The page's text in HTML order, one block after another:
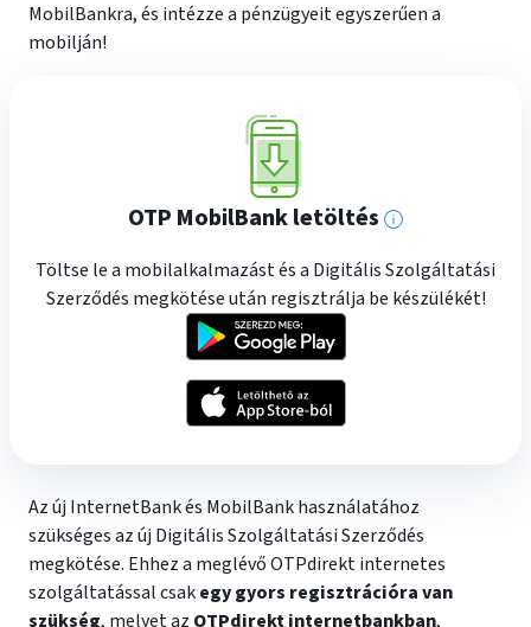
MobilBankra, és intézze a pénzügyeit egyszerűen a
mobilján!
OTP MobilBank letöltés
További
információk
Töltse le a mobilalkalmazást és a Digitális Szolgáltatási
Szerződés megkötése után regisztrálja be készülékét!
Az új InternetBank és MobilBank használatához
szükséges az új Digitális Szolgáltatási Szerződés
megkötése. Ehhez a meglévő OTPdirekt internetes
szolgáltatással csakegy gyors regisztrációra van
szükség, melyet az OTPdirekt internetbankban,